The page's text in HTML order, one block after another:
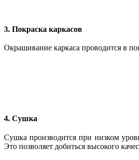
3. Покраска каркасов
Окрашивание каркаса проводится в
4. Сушка
Сушка производится при низком
Это позволяет добиться высокого